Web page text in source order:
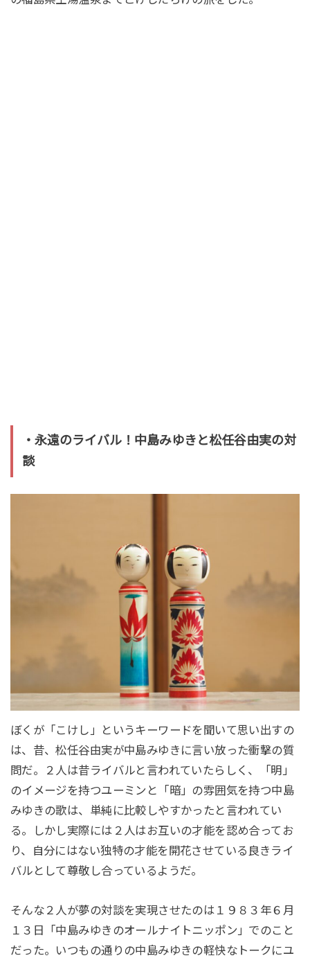
・永遠のライバル！中島みゆきと松任谷由実の対
談
ぼくが「こけし」というキーワードを聞いて思い出すの
は、昔、松任谷由実が中島みゆきに言い放った衝撃の質
問だ。２人は昔ライバルと言われていたらしく、「明」
のイメージを持つユーミンと「暗」の雰囲気を持つ中島
みゆきの歌は、単純に比較しやすかったと言われてい
る。しかし実際には２人はお互いの才能を認め合ってお
り、自分にはない独特の才能を開花させている良きライ
バルとして尊敬し合っているようだ。
そんな２人が夢の対談を実現させたのは１９８３年６月
１３日「中島みゆきのオールナイトニッポン」でのこと
だった。いつもの通りの中島みゆきの軽快なトークにユ